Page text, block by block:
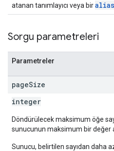
atanan tanımlayıcı veya biralias
Sorgu parametreleri
Parametreler
pageSize
integer
Döndürülecek maksimum öğe
sunucunun maksimum bir değer
Sunucu, belirtilen sayıdan daha